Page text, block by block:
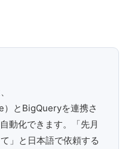
とBigQueryを連携さ
動化できます。「先月
」と日本語で依頼する